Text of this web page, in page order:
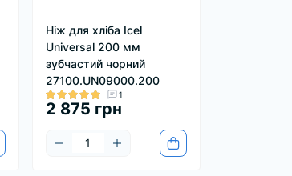
Ніж для хліба Icel
Universal 200 мм
зубчастий чорний
27100.UN09000.200
1
2 875 грн